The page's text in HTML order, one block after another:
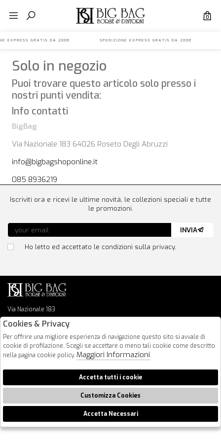
0
EXPRESS GRATIS DA 200€ SPEDIZIONE EXPRESS GRATIS DA
Solo in negozio
Puoi trovare questo articolo solo presso i
nostri punti vendita:
Info contatti
BigBag
Via Nazionale 183 64026 Roseto Degli Abruzzi
info@bigbagshoponline.it
085 8936219
Via Nazionale 183
64026 Roseto Degli Abruzzi
info@bigbagshoponline.it
follow us
Iscriviti ora e ricevi le ultime novità, le collezioni speciali e tutte
le promozioni.
Ho letto ed accettato le condizioni sulla privacy.
INVIA
2026 BigBag - P.iva : 00916940679 Powered by
🍪
Cookies & Privacy
Per offrire una migliore esperienza di navigazione questo sito si avvale di
cookie di profilazione. Scegli se accettare o meno tali cookie come descritto
nella pagina cookie policy. Maggiori Informazioni
Accetta tutti i cookie
Customizza Cookies
Accetta Necessari